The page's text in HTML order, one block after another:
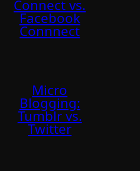
Connect vs.
Facebook
Connnect
Micro
Blogging:
Tumblr vs.
Twitter